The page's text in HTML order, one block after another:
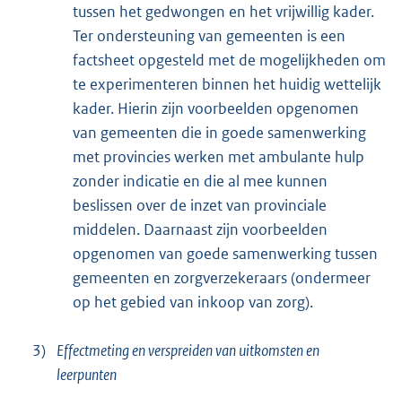
tussen het gedwongen en het vrijwillig kader.
Ter ondersteuning van gemeenten is een
factsheet opgesteld met de mogelijkheden om
te experimenteren binnen het huidig wettelijk
kader. Hierin zijn voorbeelden opgenomen
van gemeenten die in goede samenwerking
met provincies werken met ambulante hulp
zonder indicatie en die al mee kunnen
beslissen over de inzet van provinciale
middelen. Daarnaast zijn voorbeelden
opgenomen van goede samenwerking tussen
gemeenten en zorgverzekeraars (ondermeer
op het gebied van inkoop van zorg).
3) Effectmeting en verspreiden van uitkomsten en
leerpunten